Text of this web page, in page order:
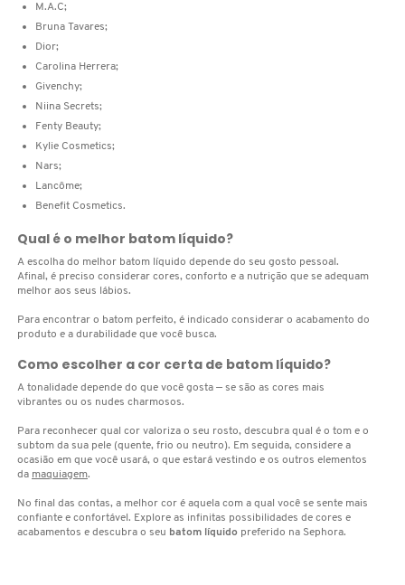
GUIA DE INGREDIENTES
HOT ON SOCIAL
BRIOGEO
CACHAREL
CALVIN KLEIN
CARE NATURAL BEAUTY
CAROLINA HERRERA
CARTIER
M.A.C;
Bruna Tavares;
Dior;
Carolina Herrera;
Givenchy;
Niina Secrets;
Fenty Beauty;
Kylie Cosmetics;
Nars;
Lancôme;
Benefit Cosmetics.
Qual é o melhor batom líquido?
A escolha do melhor batom líquido depende do seu gosto pessoal.
Afinal, é preciso considerar cores, conforto e a nutrição que se adequam
melhor aos seus lábios.
Para encontrar o batom perfeito, é indicado considerar o acabamento do
produto e a durabilidade que você busca.
Como escolher a cor certa de batom líquido?
A tonalidade depende do que você gosta — se são as cores mais
vibrantes ou os nudes charmosos.
Para reconhecer qual cor valoriza o seu rosto, descubra qual é o tom e o
subtom da sua pele (quente, frio ou neutro). Em seguida, considere a
ocasião em que você usará, o que estará vestindo e os outros elementos
da maquiagem.
No final das contas, a melhor cor é aquela com a qual você se sente mais
confiante e confortável. Explore as infinitas possibilidades de cores e
acabamentos e descubra o seu batom líquido preferido na Sephora.